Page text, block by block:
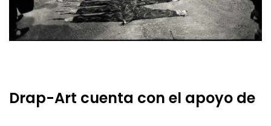
Drap-Art cuenta con el apoyo de